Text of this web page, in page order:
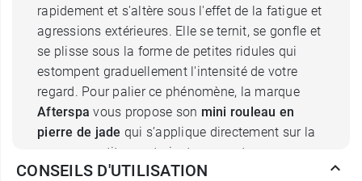
rapidement et s'altère sous l'effet de la fatigue et
agressions extérieures. Elle se ternit, se gonfle et
se plisse sous la forme de petites ridules qui
estompent graduellement l'intensité de votre
regard. Pour palier ce phénomène, la marque
Afterspavous propose son mini rouleau en
pierre de jade qui s’applique directement sur la
peau par petits va-et-vient massant.
Le jade est une gemme, un minéral précieux, qui
CONSEILS D'UTILISATION